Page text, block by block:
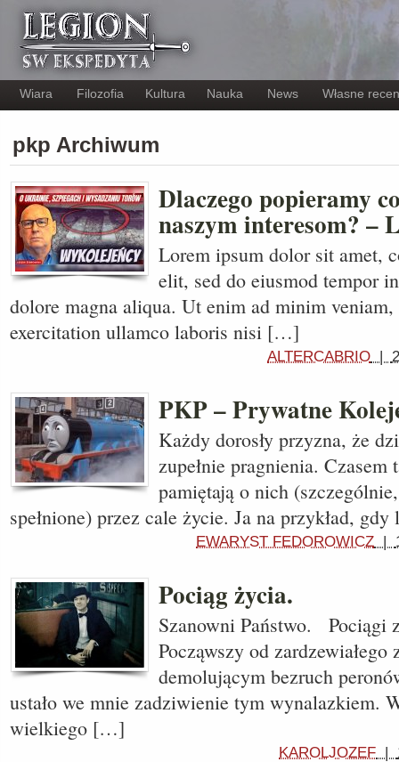
Wiara Filozofia Kultura Nauka News Własne
pkp Archiwum
Dlaczego popieramy
naszym interesom? –
Lorem ipsum dolor sit amet,
elit, sed do eiusmod tempor
dolore magna aliqua. Ut enim ad minim
exercitation ullamco laboris nisi […]
ALTERCABRIO |
PKP – Prywatne
Każdy dorosły przyzna, że
zupełnie pragnienia.
pamiętają o nich
spełnione) przez cale życie. Ja na przykład,
EWARYST FEDOROWICZ |
Pociąg życia.
Szanowni Państwo. Pociągi
Począwszy od zardzewiałego
demolującym bezruch
ustało we mnie zadziwienie tym wynalazkiem.
wielkiego […]
KAROLJOZEF |